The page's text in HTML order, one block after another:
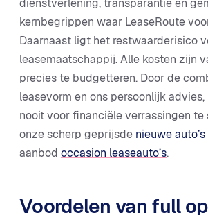
dienstverlening, transparantie en
kernbegrippen waar LeaseRoute
Daarnaast ligt het restwaarderisico
leasemaatschappij. Alle kosten zijn
precies te budgetteren. Door de
leasevorm en ons persoonlijk
nooit voor financiële verrassingen te
onze scherp geprijsde nieuwe auto’s
aanbod occasion leaseauto’s.
Voordelen van full